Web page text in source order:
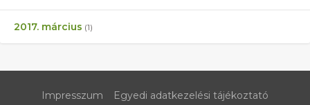
2017. március (1)
Impresszum Egyedi adatkezelési tájékoztató